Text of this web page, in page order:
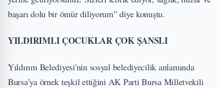
başarı dolu bir ömür diliyorum” diye konuştu.
YILDIRIMLI ÇOCUKLAR ÇOK ŞANSLI
Yıldırım Belediyesi'nin sosyal belediyecilik anlamında
Bursa’ya örnek teşkil ettiğini AK Parti Bursa Milletvekili